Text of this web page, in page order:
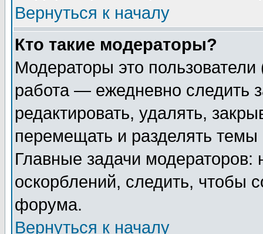
Вернуться к началу
Кто такие модераторы?
Модераторы это
работа — ежедневно следить
редактировать, удалять,
перемещать и разделять
Главные задачи
оскорблений, следить, чтобы
форума.
Вернуться к началу